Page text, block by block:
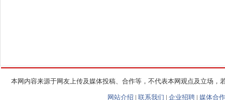
本网内容来源于网友上传及媒体投稿、合作等，不代表本网观点及立场
网站介绍 | 联系我们 | 企业招聘 | 媒体合作